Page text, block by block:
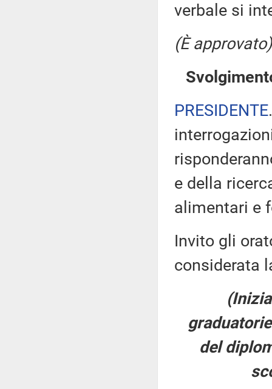
verbale si
(È approvato)
PRESIDENTE
e della
alimentari e
Invito gli
considerata
del